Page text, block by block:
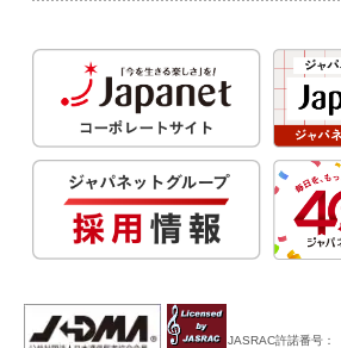
JASRAC許諾番号：